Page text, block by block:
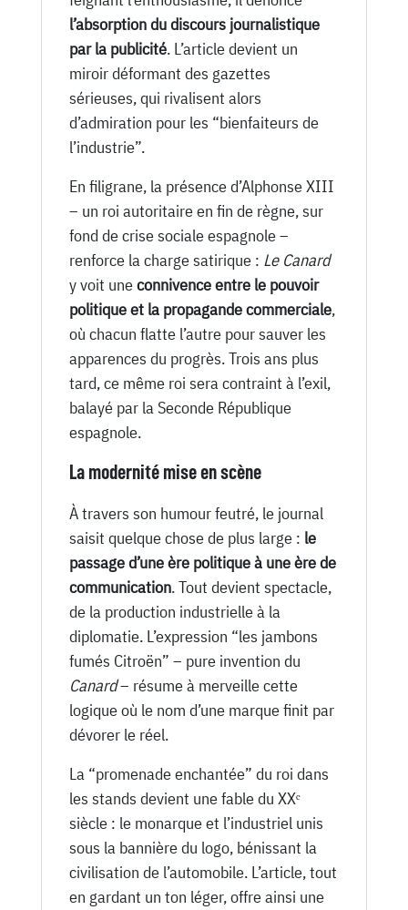
l’absorption du discours journalistique
par la publicité. L’article devient un
miroir déformant des gazettes
sérieuses, qui rivalisent alors
d’admiration pour les “bienfaiteurs de
l’industrie”.
En filigrane, la présence d’Alphonse XIII
– un roi autoritaire en fin de règne, sur
fond de crise sociale espagnole –
renforce la charge satirique : Le Canard
y voit uneconnivence entre le pouvoir
politique et la propagande commerciale,
où chacun flatte l’autre pour sauver les
apparences du progrès. Trois ans plus
tard, ce même roi sera contraint à l’exil,
balayé par la Seconde République
espagnole.
La modernité mise en scène
À travers son humour feutré, le journal
saisit quelque chose de plus large : le
passage d’une ère politique à une ère de
communication. Tout devient spectacle,
de la production industrielle à la
diplomatie. L’expression “les jambons
fumés Citroën” – pure invention du
Canard– résume à merveille cette
logique où le nom d’une marque finit par
dévorer le réel.
La “promenade enchantée” du roi dans
les stands devient une fable du XXᵉ
siècle : le monarque et l’industriel unis
sous la bannière du logo, bénissant la
civilisation de l’automobile. L’article, tout
en gardant un ton léger, offre ainsi une